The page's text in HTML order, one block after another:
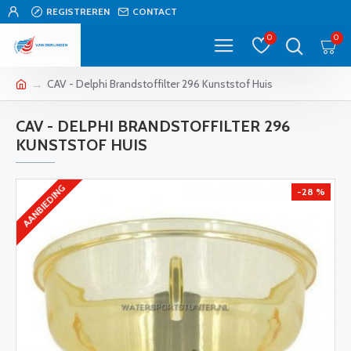
REGISTREREN CONTACT
0 0
CAV - Delphi Brandstoffilter 296 Kunststof Huis
CAV - DELPHI BRANDSTOFFILTER 296
KUNSTSTOF HUIS
AANBIEDING -28 %